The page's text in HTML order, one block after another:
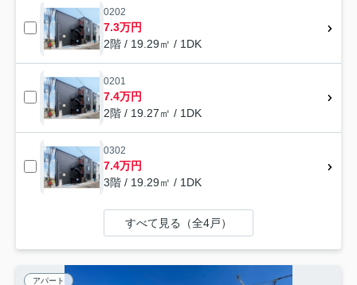
0202
7.3万円
2階 / 19.29㎡ / 1DK
0201
7.4万円
2階 / 19.27㎡ / 1DK
0302
7.4万円
3階 / 19.29㎡ / 1DK
すべて見る（全4戸）
アパート